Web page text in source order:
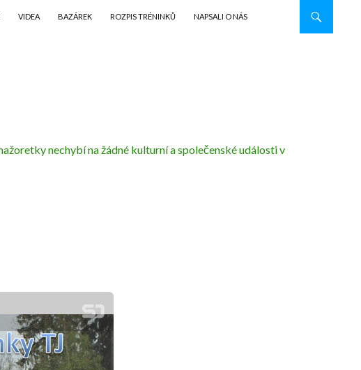
VIDEA BAZÁREK ROZPIS TRÉNINKŮ NAPSALI O NÁS
nechybí na žádné kulturní a společenské události v